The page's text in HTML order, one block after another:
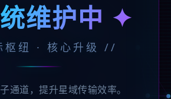
维护中 ✦
纽 · 核心升级 //
通道，提升星域传输效率。